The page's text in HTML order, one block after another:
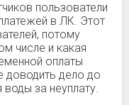
пользователи
в ЛК. Этот
потому
числе и какая
оплаты
доводить дело до
воды за неуплату.